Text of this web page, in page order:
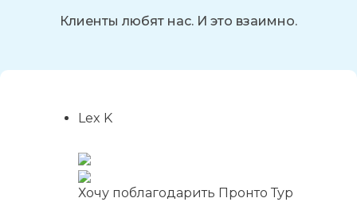
Клиенты любят нас. И это взаимно.
Lex K
Хочу поблагодарить Пронто Тур